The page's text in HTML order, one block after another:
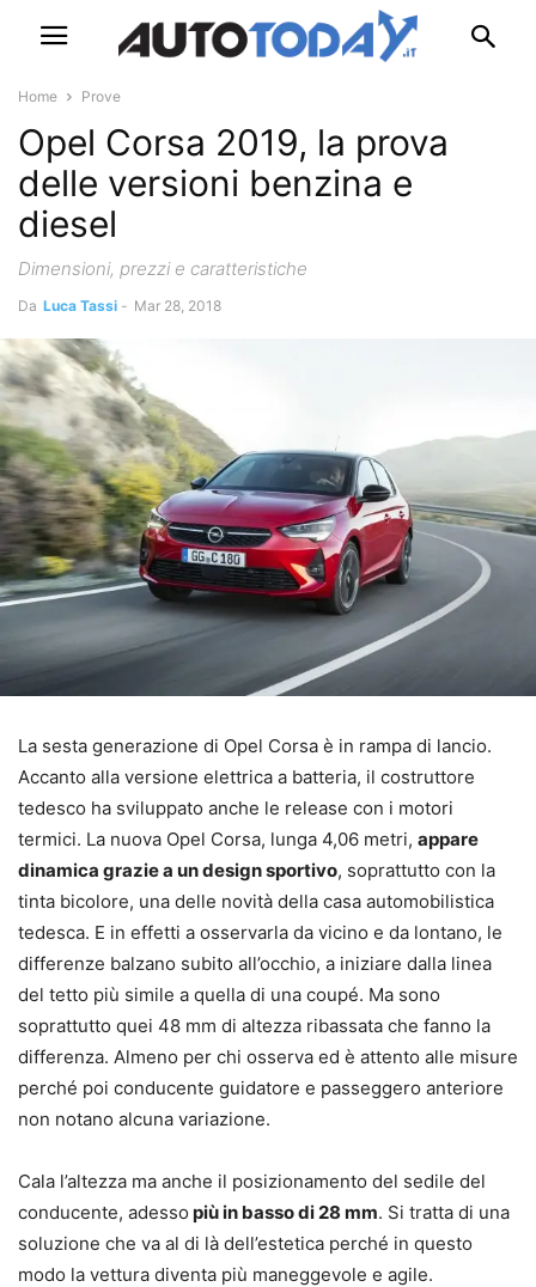
Home Prove
Opel Corsa 2019, la prova
delle versioni benzina e
diesel
Dimensioni, prezzi e caratteristiche
Da Luca Tassi - Mar 28, 2018
La sesta generazione di Opel Corsa è in rampa di lancio.
Accanto alla versione elettrica a batteria, il costruttore
tedesco ha sviluppato anche le release con i motori
termici. La nuova Opel Corsa, lunga 4,06 metri, appare
dinamica grazie a un design sportivo, soprattutto con la
tinta bicolore, una delle novità della casa automobilistica
tedesca. E in effetti a osservarla da vicino e da lontano, le
differenze balzano subito all’occhio, a iniziare dalla linea
del tetto più simile a quella di una coupé. Ma sono
soprattutto quei 48 mm di altezza ribassata che fanno la
differenza. Almeno per chi osserva ed è attento alle misure
perché poi conducente guidatore e passeggero anteriore
non notano alcuna variazione.
Cala l’altezza ma anche il posizionamento del sedile del
conducente, adesso più in basso di 28 mm. Si tratta di una
soluzione che va al di là dell’estetica perché in questo
modo la vettura diventa più maneggevole e agile.